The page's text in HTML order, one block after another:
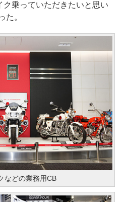
乗っていただきたいと思い
た。
などの業務用CB